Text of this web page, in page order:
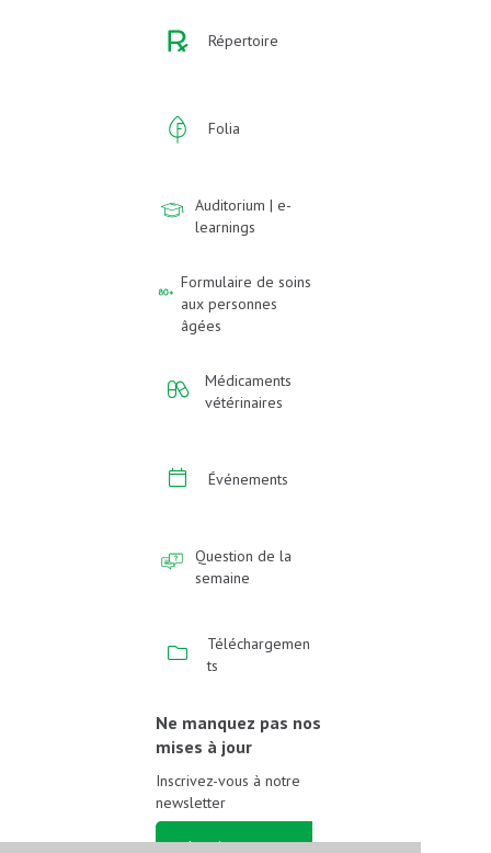
Répertoire
Folia
Auditorium | e-
learnings
Formulaire de soins
aux personnes
âgées
Médicaments
vétérinaires
Événements
Question de la
semaine
Téléchargemen
ts
Ne manquez pas nos
mises à jour
Inscrivez-vous à notre
newsletter
Inscrivez-vous